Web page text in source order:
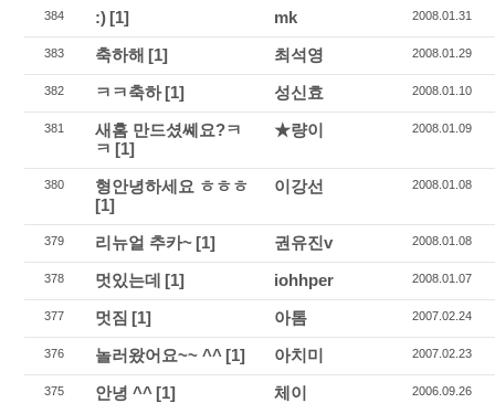
384 :) [1] mk 2008.01.31
383 축하해 [1] 최석영 2008.01.29
382 ㅋㅋ축하[1] 성신효 2008.01.10
381
새홈 만드셨쎼요?ㅋ
ㅋ [1]
★량이 2008.01.09
380
형안녕하세요 ㅎㅎㅎ
[1]
이강선 2008.01.08
379 리뉴얼 추카~ [1] 권유진v 2008.01.08
378 멋있는데 [1] iohhper 2008.01.07
377 멋짐 [1] 아톰 2007.02.24
376 놀러왔어요~~ ^^ [1] 아치미 2007.02.23
375 안녕 ^^ [1] 체이 2006.09.26